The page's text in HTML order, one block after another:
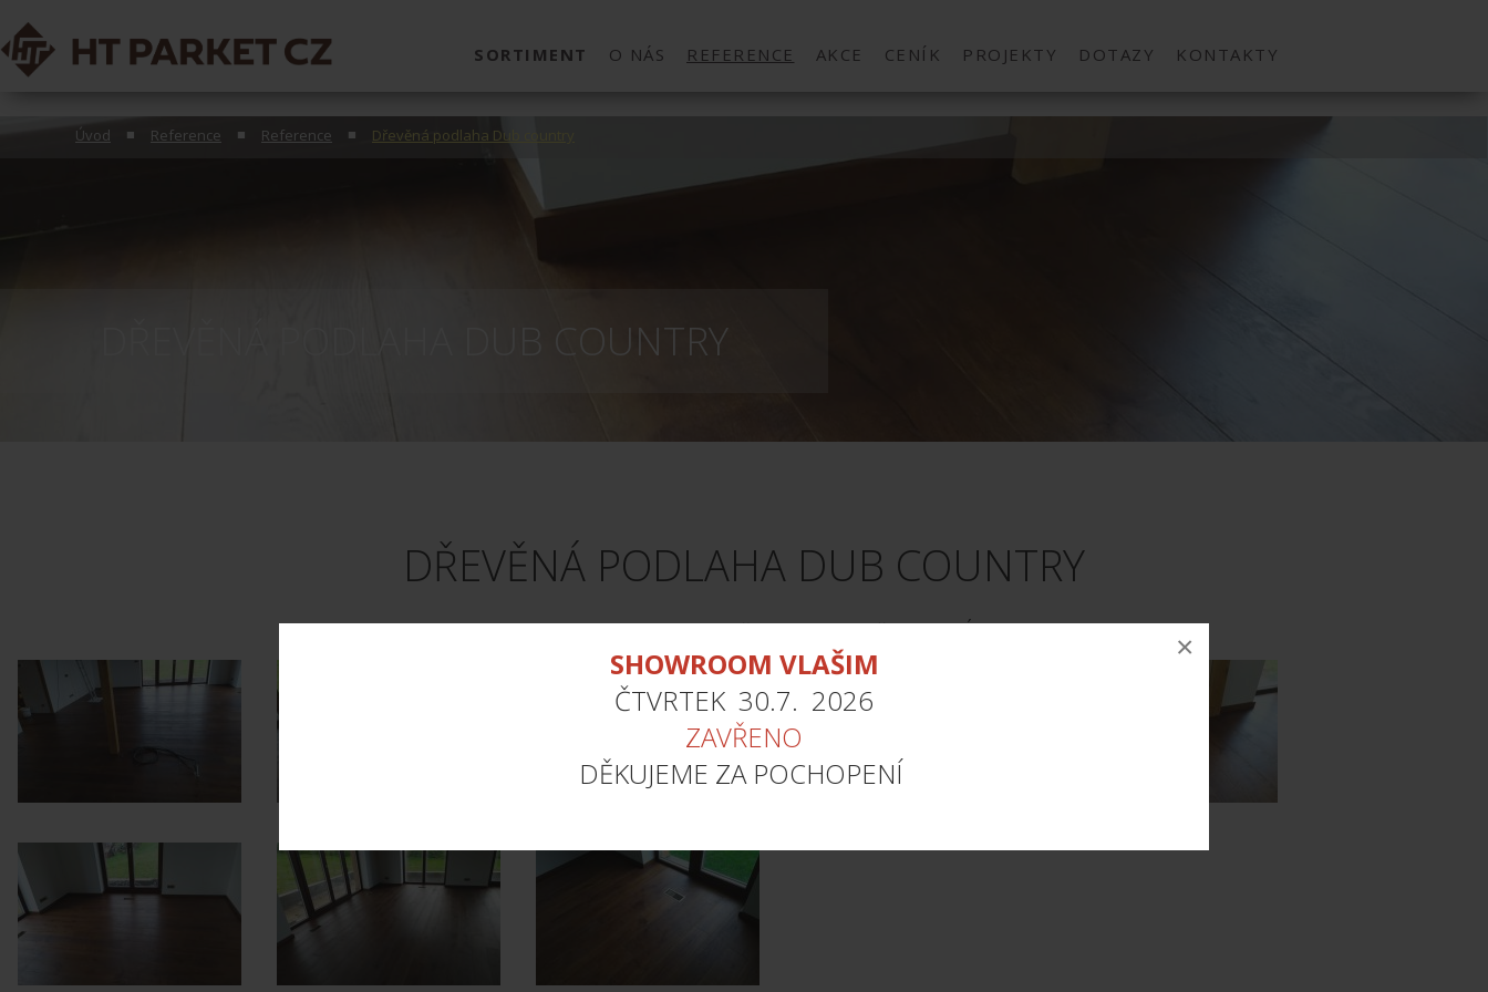
SHOWROOM VLAŠIM
ČTVRTEK 30.7. 2026
ZAVŘENO
DĚKUJEME ZA POCHOPENÍ
×
SORTIMENT O NÁS REFERENCE AKCE CENÍK PROJEKTY DOTAZY KONTAKTY
Úvod Reference Reference Dřevěná podlaha Dub country
DŘEVĚNÁ PODLAHA DUB COUNTRY
DŘEVĚNÁ PODLAHA DUB COUNTRY
Dub country, 195x1800-2400, mořeno MA7, kartáč, 4x fáze, ÚV olej